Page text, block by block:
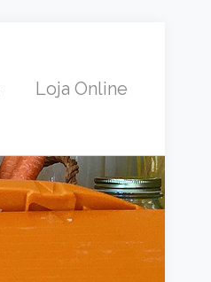
Loja Online